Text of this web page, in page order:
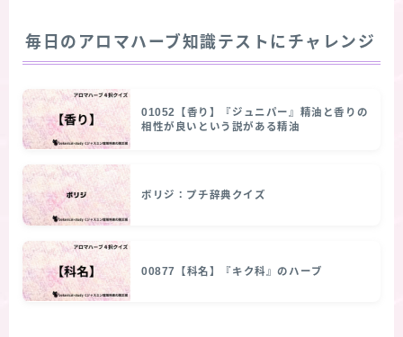
毎日のアロマハーブ知識テストにチャレンジ
01052【香り】『ジュニパー』精油と香りの
相性が良いという説がある精油
ボリジ：プチ辞典クイズ
00877【科名】『キク科』のハーブ